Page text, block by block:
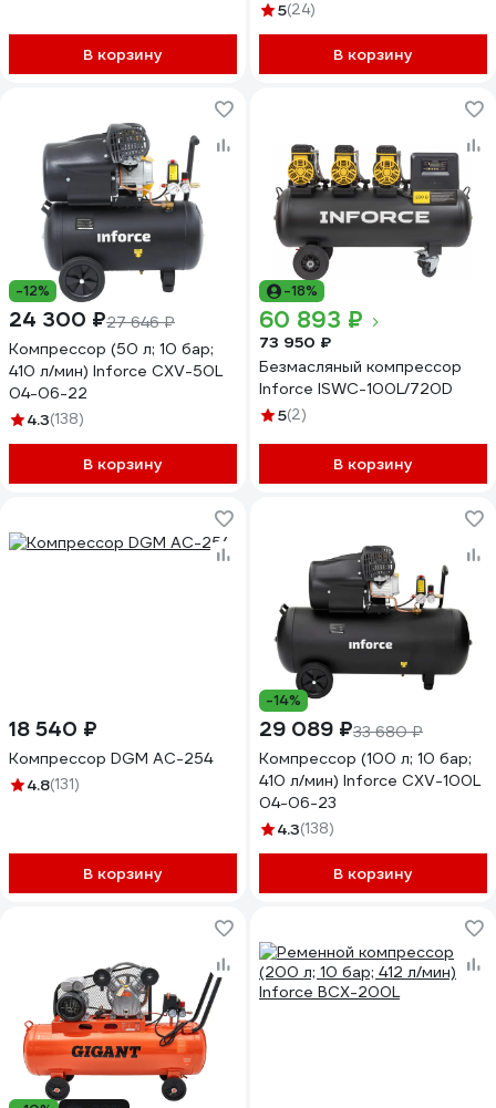
В корзину
213683
5(24)
В корзину
-12%
24 300 ₽27 646 ₽
Компрессор (50 л; 10 бар;
410 л/мин) Inforce CXV-50L
04-06-22
4.3(138)
В корзину
-18%
60 893 ₽
73 950 ₽
Безмасляный компрессор
Inforce ISWC-100L/720D
5(2)
В корзину
18 540 ₽
Компрессор DGM AC-254
4.8(131)
В корзину
-14%
29 089 ₽33 680 ₽
Компрессор (100 л; 10 бар;
410 л/мин) Inforce CXV-100L
04-06-23
4.3(138)
В корзину